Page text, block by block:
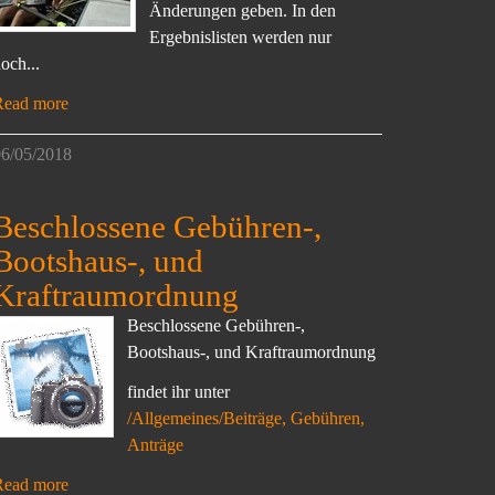
Änderungen geben. In den
Ergebnislisten werden nur
more
05/2018
Gebühren-,
, und
Beschlossene Gebühren-,
Bootshaus-, und Kraftraumordnung
findet ihr unter
/Allgemeines/Beiträge, Gebühren,
Anträge
more